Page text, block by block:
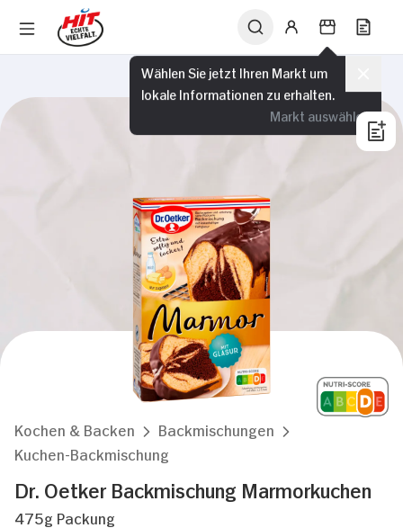
Wählen Sie jetzt Ihren Markt um
lokale Informationen zu erhalten.
Markt auswählen
Kochen & Backen
Backmischungen
Kuchen-Backmischung
Dr. Oetker Backmischung Marmorkuchen
475g Packung